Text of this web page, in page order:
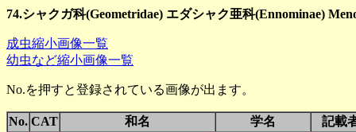
74.シャクガ科(Geometridae) エダシャク亜科(Ennominae)
成虫縮小画像一覧
幼虫など縮小画像一覧
No.を押すと登録されている画像が出ます。
No. CAT 和名 学名
記載